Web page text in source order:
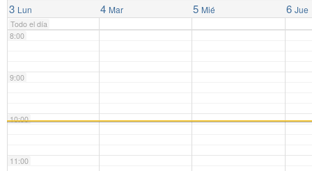
3 Lun 4 Mar 5 Mié 6 Jue
Todo el día
8:00
9:00
10:00
11:00